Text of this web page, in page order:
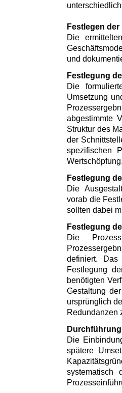
Festlegen
Die
und
Festlegung
Die
Umsetzung
abgestimmte
Struktur des
der
spezifischen
Wertschöpfung.
Festlegung
Die
vorab die
sollten dabei
Festlegung
Die
definiert. Das
Festlegung
benötigten
Gestaltung
ursprünglich
Redundanzen
Die
spätere
systematisch